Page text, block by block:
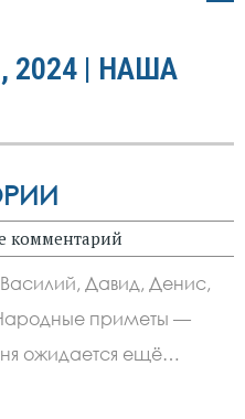
2024 | НАША
комментарий
Давид, Денис,
приметы —
ожидается ещё…